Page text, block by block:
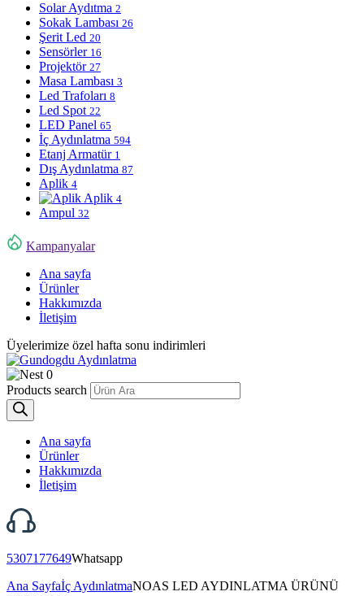
Solar Aydıtma 2
Sokak Lambası 26
Şerit Led 20
Sensörler 16
Projektör 27
Masa Lambası 3
Led Trafoları 8
Led Spot 22
LED Panel 65
İç Aydınlatma 594
Etanj Armatür 1
Dış Aydınlatma 87
Aplik 4
Aplik 4
Ampul 32
Kampanyalar
Ana sayfa
Ürünler
Hakkımızda
İletişim
Üyelerimize özel hafta sonu indirimleri
0
Products search
Ana sayfa
Ürünler
Hakkımızda
İletişim
5307177649Whatsapp
Ana Sayfaİç AydınlatmaNOAS LED AYDINLATMA ÜRÜNÜ